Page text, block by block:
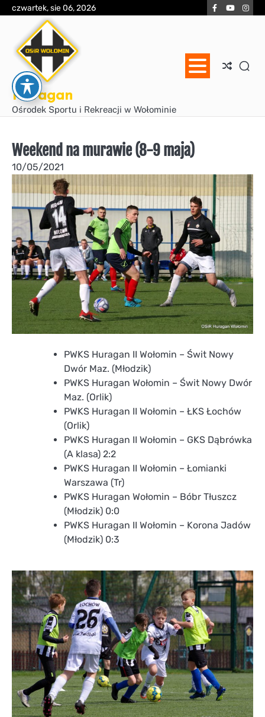
Skip
content
czwartek, sie 06, 2026 Facebook
YouTube
Huragan
Ośrodek Sportu i Rekreacji w Wołominie
Weekend na murawie (8-9 maja)
10/05/2021
PWKS Huragan II Wołomin – Świt Nowy
Dwór Maz. (Młodzik)
PWKS Huragan Wołomin – Świt Nowy Dwór
Maz. (Orlik)
PWKS Huragan II Wołomin – ŁKS Łochów
(Orlik)
PWKS Huragan II Wołomin – GKS Dąbrówka
(A klasa) 2:2
PWKS Huragan II Wołomin – Łomianki
Warszawa (Tr)
PWKS Huragan Wołomin – Bóbr Tłuszcz
(Młodzik) 0:0
PWKS Huragan II Wołomin – Korona Jadów
(Młodzik) 0:3